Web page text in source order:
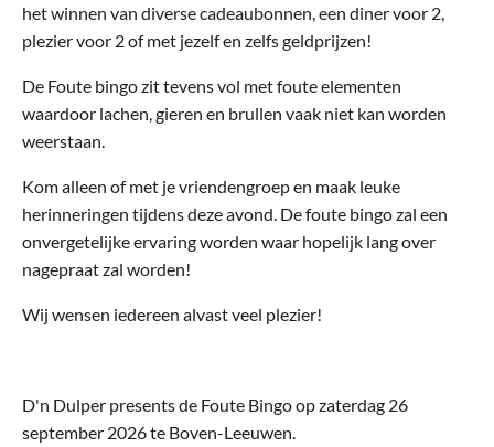
het winnen van diverse cadeaubonnen, een diner voor 2,
plezier voor 2 of met jezelf en zelfs geldprijzen!
De Foute bingo zit tevens vol met foute elementen
waardoor lachen, gieren en brullen vaak niet kan worden
weerstaan.
Kom alleen of met je vriendengroep en maak leuke
herinneringen tijdens deze avond. De foute bingo zal een
onvergetelijke ervaring worden waar hopelijk lang over
nagepraat zal worden!
Wij wensen iedereen alvast veel plezier!
D'n Dulper presents de Foute Bingo op zaterdag 26
september 2026 te Boven-Leeuwen.